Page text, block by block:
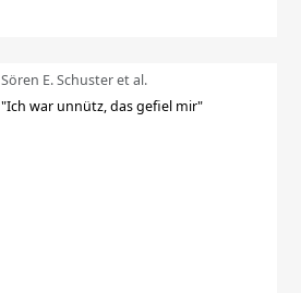
Sören E. Schuster et al.
"Ich war unnütz, das gefiel mir"